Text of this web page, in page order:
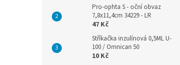
Pro-ophta S - oční obvaz
7,8x11,4cm 34229 - LR
47 Kč
Stříkačka inzulínová 0,5ML U-
100 / Omnican 50
10 Kč